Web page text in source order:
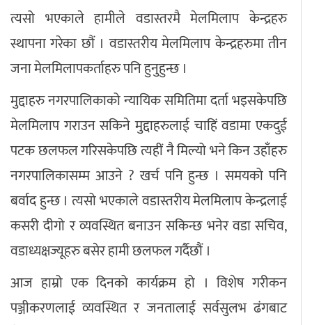
त्यसो भएकाले हामीले वडास्तरमै मेलमिलाप केन्द्रहरु
स्थापना गरेका छौं । वडास्तरीय मेलमिलाप केन्द्रहरुमा तीन
जना मेलमिलापकर्ताहरु पनि हुनुहुन्छ ।
मुद्दाहरु नगरपालिकाको न्यायिक समितिमा दर्ता भइसकेपछि
मेलमिलाप गराउन सकिने मुद्दाहरुलाई चाहिं वडामा एकदुई
पटक छलफल गरिसकेपछि त्यहीं नै मिल्यो भने किन उहाँहरु
नगरपालिकासम्म आउने ? खर्च पनि हुन्छ । समयको पनि
बर्वाद हुन्छ । त्यसो भएकाले वडास्तरीय मेलमिलाप केन्द्रलाई
कसरी दीगो र व्यवस्थित बनाउन सकिन्छ भनेर वडा सचिव,
वडाध्यक्षज्यूहरु बसेर हामी छलफल गर्दैछौं ।
आज हाम्रो एक दिनको कार्यक्रम हो । विशेष गरीकन
पञ्जीकरणलाई व्यवस्थित र जनतालाई सर्वसुलभ ढंगबाट